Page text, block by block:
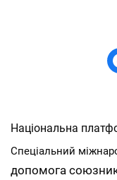
Національна
Спеціальний
допомога